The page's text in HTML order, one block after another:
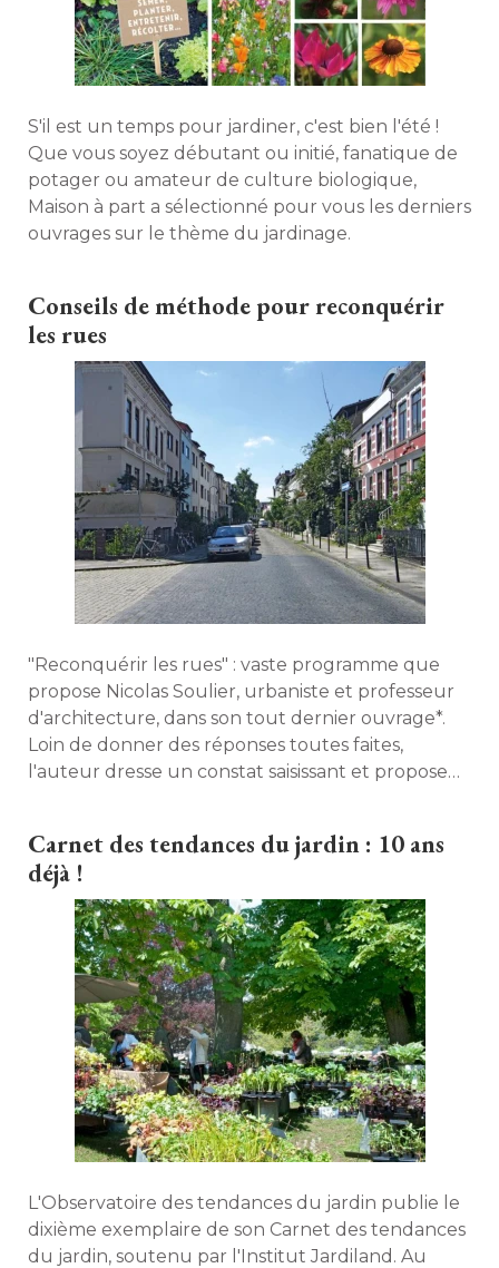
S'il est un temps pour jardiner, c'est bien l'été !
Que vous soyez débutant ou initié, fanatique de
potager ou amateur de culture biologique,
Maison à part a sélectionné pour vous les derniers
ouvrages sur le thème du jardinage.
Conseils de méthode pour reconquérir
les rues
"Reconquérir les rues" : vaste programme que
propose Nicolas Soulier, urbaniste et professeur
d'architecture, dans son tout dernier ouvrage*.
Loin de donner des réponses toutes faites,
l'auteur dresse un constat saisissant et propose
spontanéité. Entretien.
Carnet des tendances du jardin : 10 ans
déjà !
L'Observatoire des tendances du jardin publie le
dixième exemplaire de son Carnet des tendances
du jardin, soutenu par l'Institut Jardiland. Au